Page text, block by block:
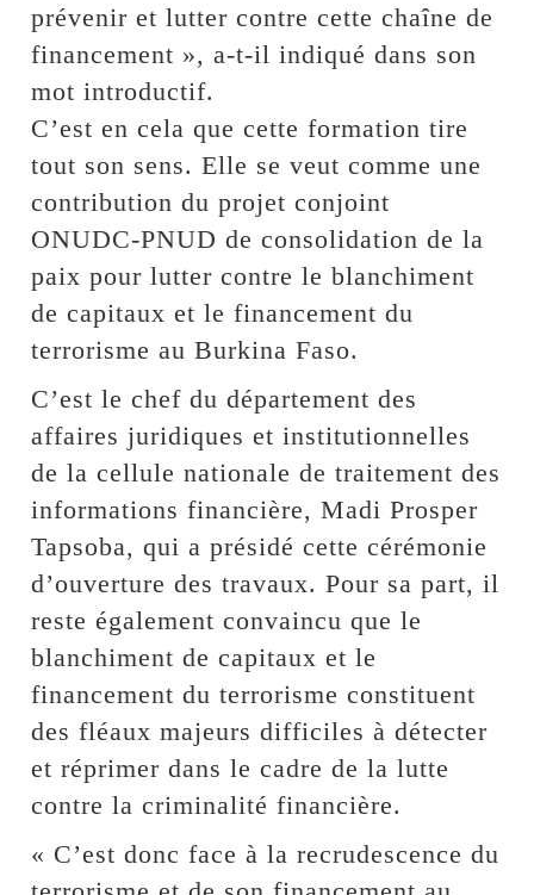
prévenir et lutter contre cette chaîne de
financement », a-t-il indiqué dans son
mot introductif.
C’est en cela que cette formation tire
tout son sens. Elle se veut comme une
contribution du projet conjoint
ONUDC-PNUD de consolidation de la
paix pour lutter contre le blanchiment
de capitaux et le financement du
terrorisme au Burkina Faso.
C’est le chef du département des
affaires juridiques et institutionnelles
de la cellule nationale de traitement des
informations financière, Madi Prosper
Tapsoba, qui a présidé cette cérémonie
d’ouverture des travaux. Pour sa part, il
reste également convaincu que le
blanchiment de capitaux et le
financement du terrorisme constituent
des fléaux majeurs difficiles à détecter
et réprimer dans le cadre de la lutte
contre la criminalité financière.
« C’est donc face à la recrudescence du